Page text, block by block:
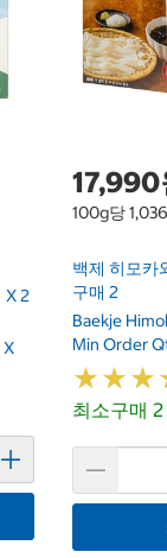
X 2
17,990
100g당
백제 히모카
구매 2
Baekje
Min Order
★★★
★★★
최소구매 2